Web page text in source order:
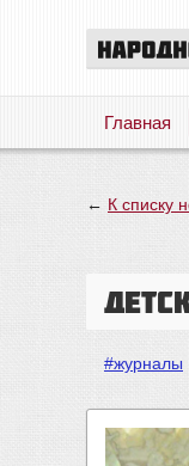
Главная
← К списку
#журналы